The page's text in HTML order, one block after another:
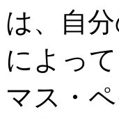
は、自
によっ
マス・